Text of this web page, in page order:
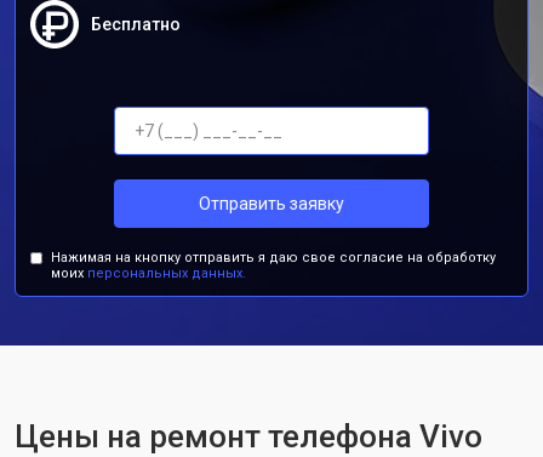
Бесплатно
Отправить заявку
Нажимая на кнопку отправить я даю свое согласие на обработку
моих персональных данных.
Цены на ремонт телефона Vivo